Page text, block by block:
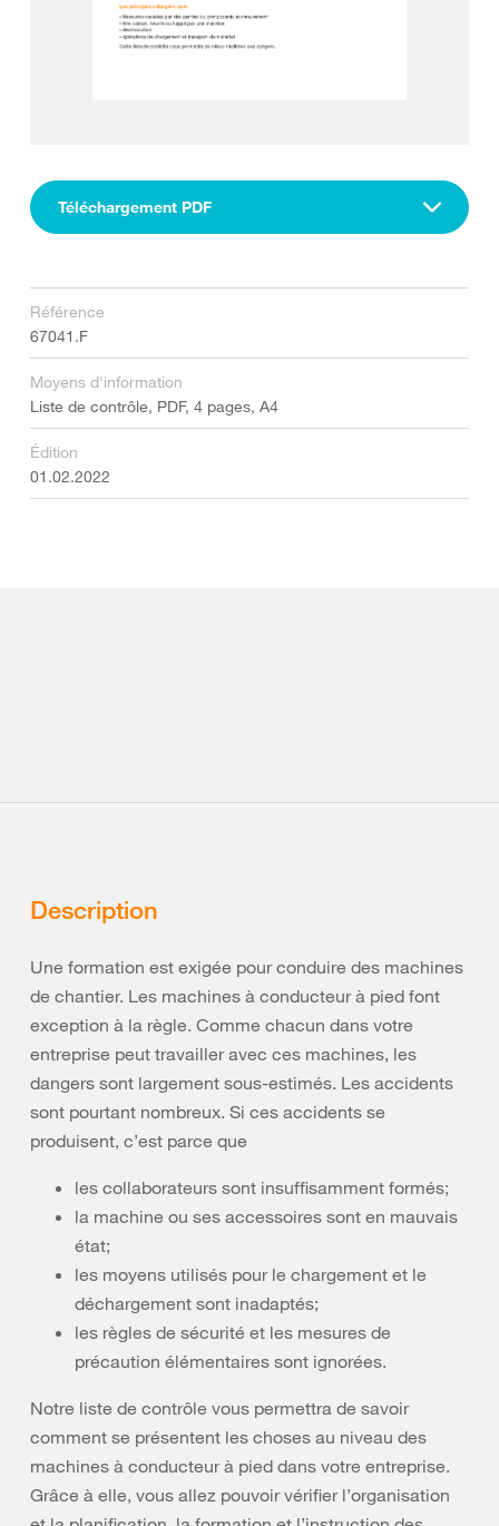
Téléchargement PDF
Référence
67041.F
Moyens d'information
Liste de contrôle, PDF, 4 pages, A4
Édition
01.02.2022
Description
Une formation est exigée pour conduire des machines
de chantier. Les machines à conducteur à pied font
exception à la règle. Comme chacun dans votre
entreprise peut travailler avec ces machines, les
dangers sont largement sous-estimés. Les accidents
sont pourtant nombreux. Si ces accidents se
produisent, c’est parce que
les collaborateurs sont insuffisamment formés;
la machine ou ses accessoires sont en mauvais
état;
les moyens utilisés pour le chargement et le
déchargement sont inadaptés;
les règles de sécurité et les mesures de
précaution élémentaires sont ignorées.
Notre liste de contrôle vous permettra de savoir
comment se présentent les choses au niveau des
machines à conducteur à pied dans votre entreprise.
Grâce à elle, vous allez pouvoir vérifier l’organisation